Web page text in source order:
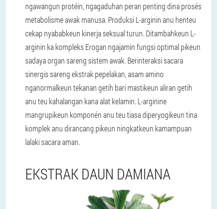
ngawangun protéin, ngagaduhan peran penting dina prosés
metabolisme awak manusa. Produksi L-arginin anu henteu
cekap nyababkeun kinerja seksual turun. Ditambahkeun L-
arginin ka kompleks Erogan ngajamin fungsi optimal pikeun
sadaya organ sareng sistem awak. Berinteraksi sacara
sinergis sareng ekstrak pepelakan, asam amino
nganormalkeun tekanan getih bari mastikeun aliran getih
anu teu kahalangan kana alat kelamin. L-arginine
mangrupikeun komponén anu teu tiasa diperyogikeun tina
komplek anu dirancang pikeun ningkatkeun kamampuan
lalaki sacara aman.
EKSTRAK DAUN DAMIANA